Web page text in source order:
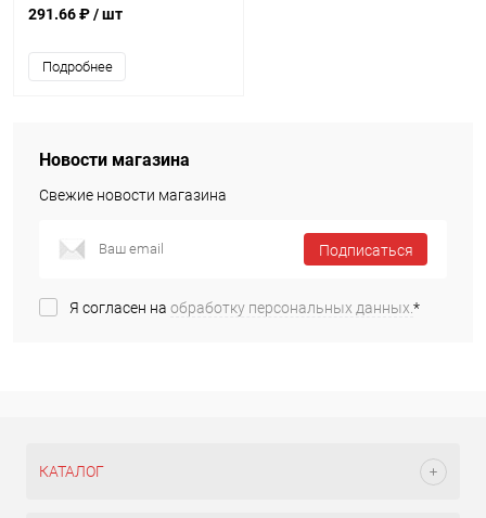
291.66 ₽/ шт
Подробнее
Новости магазина
Свежие новости магазина
Подписаться
Я согласен на обработку персональных данных.*
КАТАЛОГ